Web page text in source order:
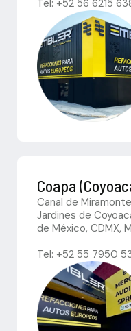
Tel: +52 56 6215
Coapa
Canal de
Jardines de
de México, CDMX,
Tel: +52 55 7950